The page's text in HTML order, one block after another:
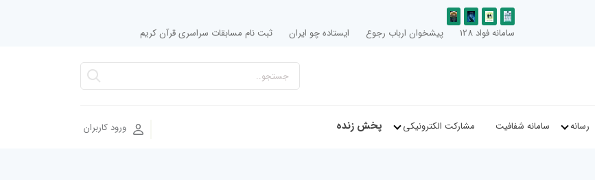
سامانه فواد 128 پیشخوان ارباب رجوع ایستاده چو ایران ثبت نام مسابقات سراسری قرآن کریم
رسانه سامانه شفافیت مشارکت الکترونیکی پخش زنده ورود کاربران